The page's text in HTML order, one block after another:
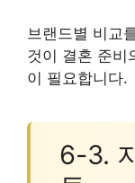
브랜드별 비교
것이 결혼 준비
이 필요합니다.
6-3.